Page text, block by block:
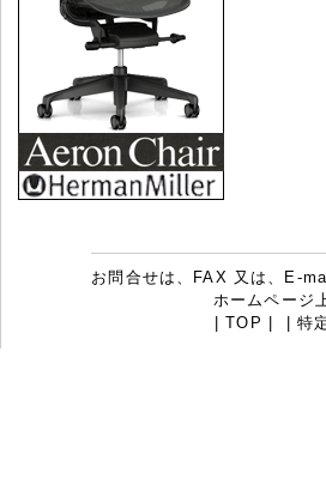
お問合せは、FAX 又は、E-
ホームページ
|TOP |特